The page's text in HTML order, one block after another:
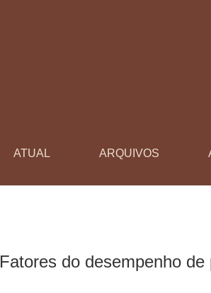
ATUAL ARQUIVOS
Fatores do desempenho